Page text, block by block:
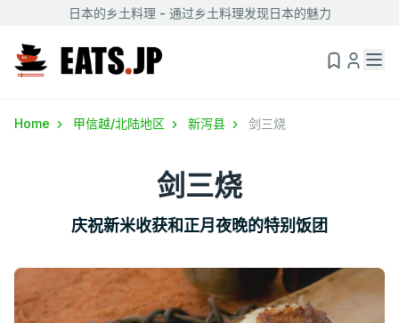
日本的乡土料理 - 通过乡土料理发现日本的魅力
Home 甲信越/北陆地区 新泻县 剑三烧
剑三烧
庆祝新米收获和正月夜晚的特别饭团